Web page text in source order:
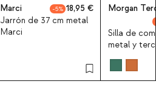
Marci 5
18,95
Jarrón de 37 cm metal
Marci
Morgan
Silla de
metal y
Morgan